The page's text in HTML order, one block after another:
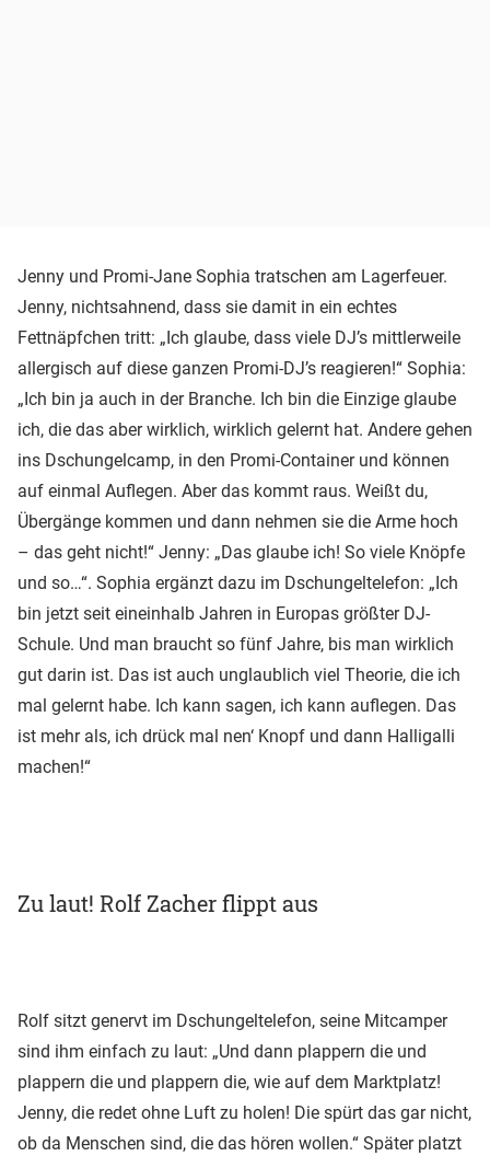
Jenny und Promi-Jane Sophia tratschen am Lagerfeuer.
Jenny, nichtsahnend, dass sie damit in ein echtes
Fettnäpfchen tritt: „Ich glaube, dass viele DJ’s mittlerweile
allergisch auf diese ganzen Promi-DJ’s reagieren!“ Sophia:
„Ich bin ja auch in der Branche. Ich bin die Einzige glaube
ich, die das aber wirklich, wirklich gelernt hat. Andere gehen
ins Dschungelcamp, in den Promi-Container und können
auf einmal Auflegen. Aber das kommt raus. Weißt du,
Übergänge kommen und dann nehmen sie die Arme hoch
– das geht nicht!“ Jenny: „Das glaube ich! So viele Knöpfe
und so…“. Sophia ergänzt dazu im Dschungeltelefon: „Ich
bin jetzt seit eineinhalb Jahren in Europas größter DJ-
Schule. Und man braucht so fünf Jahre, bis man wirklich
gut darin ist. Das ist auch unglaublich viel Theorie, die ich
mal gelernt habe. Ich kann sagen, ich kann auflegen. Das
ist mehr als, ich drück mal nen‘ Knopf und dann Halligalli
machen!“
Zu laut! Rolf Zacher flippt aus
Rolf sitzt genervt im Dschungeltelefon, seine Mitcamper
sind ihm einfach zu laut: „Und dann plappern die und
plappern die und plappern die, wie auf dem Marktplatz!
Jenny, die redet ohne Luft zu holen! Die spürt das gar nicht,
ob da Menschen sind, die das hören wollen.“ Später platzt